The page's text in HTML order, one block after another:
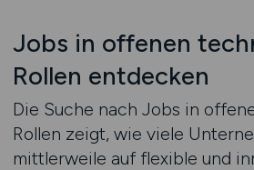
Jobs in offenen
Rollen entdecken
Die Suche nach Jobs in
Rollen zeigt, wie viele
mittlerweile auf flexible und